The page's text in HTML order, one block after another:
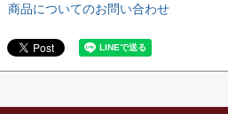
商品についてのお問い合わせ